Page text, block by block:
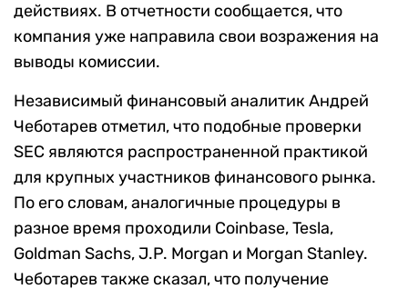
действиях. В отчетности сообщается, что
компания уже направила свои возражения на
выводы комиссии.
Независимый финансовый аналитик Андрей
Чеботарев отметил, что подобные проверки
SEC являются распространенной практикой
для крупных участников финансового рынка.
По его словам, аналогичные процедуры в
разное время проходили Coinbase, Tesla,
Goldman Sachs, J.P. Morgan и Morgan Stanley.
Чеботарев также сказал, что получение